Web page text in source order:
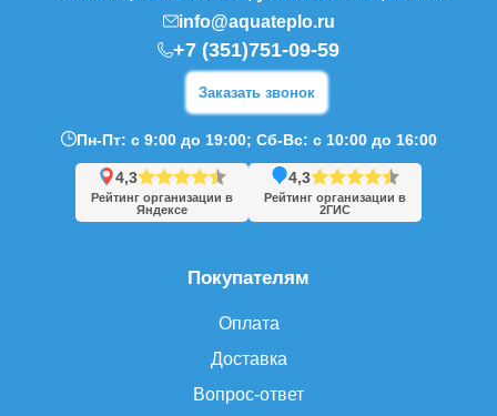
Покупателям
Оплата
Доставка
Вопрос-ответ
info@aquateplo.ru
+7 (351)751-09-59
Заказать звонок
Пн-Пт: с 9:00 до 19:00; Сб-Вс: с 10:00 до 16:00
4,3
Рейтинг организации в
Яндексе
4,3
Рейтинг организации в
2ГИС